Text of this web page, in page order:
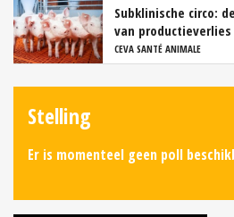
Subklinische circo:
van productieverlies
CEVA SANTÉ ANIMALE
Stelling
Er is momenteel geen poll